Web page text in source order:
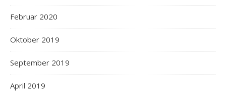
Februar 2020
Oktober 2019
September 2019
April 2019